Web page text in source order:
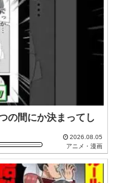
の間にか決まってし
2026.08.05
アニメ・漫画